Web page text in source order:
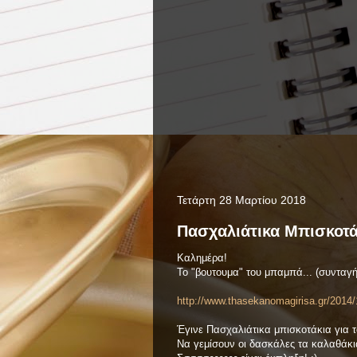
Τετάρτη 28 Μαρτίου 2018
Πασχαλιάτικα
Καλημέρα!
Το "βουτουμα" του μπαμπά...
http://www.thasekanomagirisa.gr/
Έγινε Πασχαλιάτικα μπισκοτάκια
Να γεμίσουν οι δασκάλες τα